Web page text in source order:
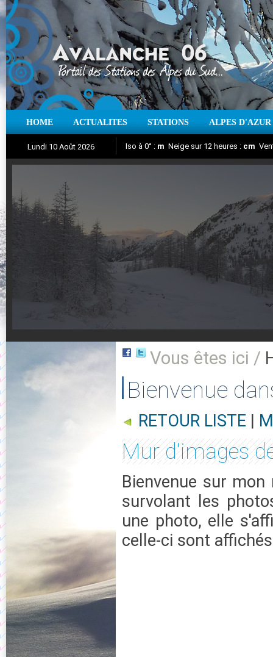
HOME ACTUALITES STATIONS ALPES D'AZUR
Lundi 10 Août 2026
Aujourd'hui : T° Min :°C T° Max : °C |
Iso à 0° : m Neige sur 12 heures : cm
Suivez en direct l'actualité des stations
Vous êtes ici /
Bienvenue
RETOUR LISTE |
Mur d'images
Bienvenue sur
survolant les
une photo, elle
celle-ci sont